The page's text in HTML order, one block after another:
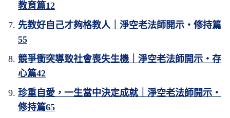
教育篇12
先教好自己才夠格教人｜淨空老法師開示・修持篇
55
競爭衝突導致社會喪失生機｜淨空老法師開示・存
心篇42
珍重自愛，一生當中決定成就｜淨空老法師開示・
修持篇65